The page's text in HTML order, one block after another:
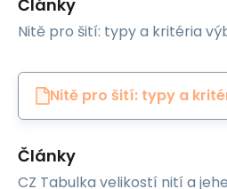
Články
Nitě pro šití: typy a kritéria
Nitě pro šití: typy a
Články
CZ Tabulka velikostí nití a